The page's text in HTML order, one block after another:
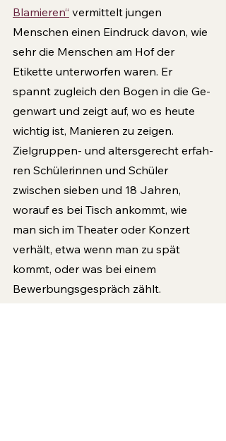
Blamieren“ vermit­telt jungen
Menschen einen Eindruck davon, wie
sehr die Menschen am Hof der
Etikette unterworfen waren. Er
spannt zugleich den Bogen in die Ge­
genwart und zeigt auf, wo es heute
wichtig ist, Manieren zu zeigen.
Zielgruppen- und altersgerecht erfah­
ren Schülerinnen und Schüler
zwischen sieben und 18 Jahren,
worauf es bei Tisch ankommt, wie
man sich im Theater oder Konzert
verhält, etwa wenn man zu spät
kommt, oder was bei einem
Bewerbungsgespräch zählt.